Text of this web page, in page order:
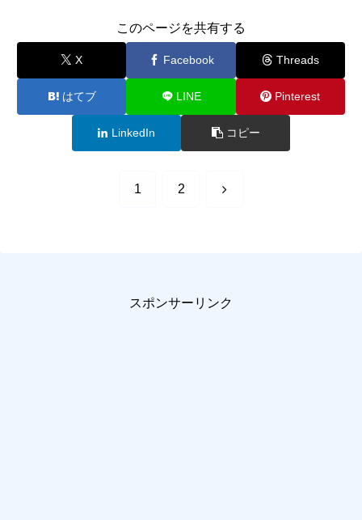
このページを共有する
X Facebook Threads
はてブ LINE Pinterest
LinkedIn コピー
1 2 次
スポンサーリンク